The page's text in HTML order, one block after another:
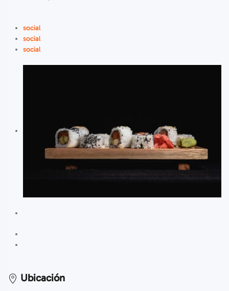
social
social
social
Ubicación